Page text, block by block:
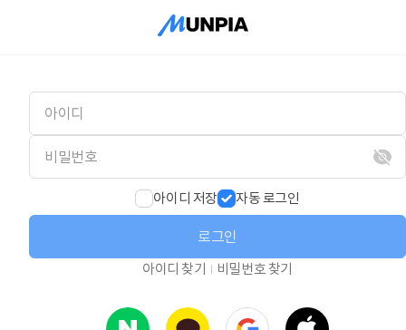
아이디 저장 자동 로그인
로그인
아이디 찾기 비밀번호 찾기